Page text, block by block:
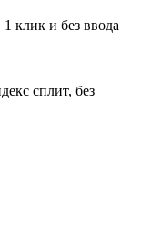
клик и без ввода
сплит, без